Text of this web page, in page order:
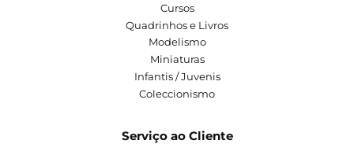
Cursos
Quadrinhos e Livros
Modelismo
Miniaturas
Infantis / Juvenis
Coleccionismo
Serviço ao Cliente